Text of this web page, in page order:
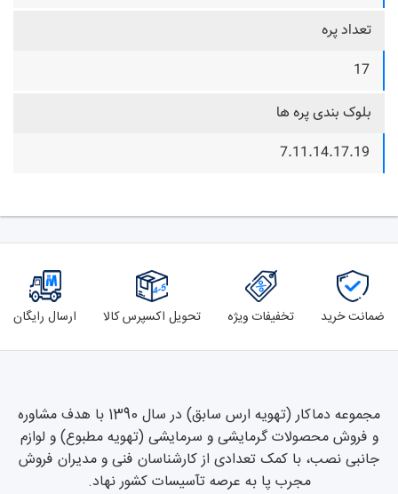
تعداد پره
17
بلوک بندی پره ها
7.11.14.17.19
ضمانت خرید تخفیفات ویژه تحویل اکسپرس کالا ارسال رایگان
مجموعه دماکار (تهویه ارس سابق) در سال 1390 با هدف مشاوره
و فروش محصولات گرمایشی و سرمایشی (تهویه مطبوع) و لوازم
جانبی نصب، با کمک تعدادی از کارشناسان فنی و مدیران فروش
مجرب پا به عرصه تآسیسات کشور نهاد.